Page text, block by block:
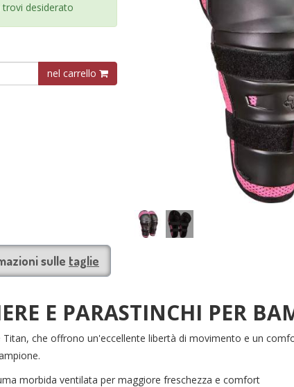
trovi desiderato
nel carrello
sulle taglie
E PARASTINCHI PER
Titan, che offrono un'eccellente libertà di movimento e un
morbida ventilata per maggiore freschezza e comfort